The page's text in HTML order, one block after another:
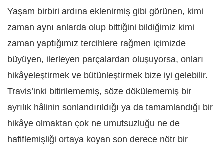
Yaşam birbiri ardına eklenirmiş gibi görünen, kimi
zaman aynı anlarda olup bittiğini bildiğimiz kimi
zaman yaptığımız tercihlere rağmen içimizde
büyüyen, ilerleyen parçalardan oluşuyorsa, onları
hikâyeleştirmek ve bütünleştirmek bize iyi gelebilir.
Travis’inki bitirilememiş, söze dökülememiş bir
ayrılık hâlinin sonlandırıldığı ya da tamamlandığı bir
hikâye olmaktan çok ne umutsuzluğu ne de
hafiflemişliği ortaya koyan son derece nötr bir